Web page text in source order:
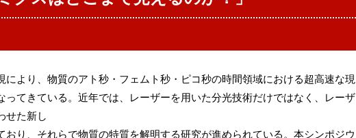
により、物質のアト秒・フェムト秒・ピコ秒の時間領域における超高速な現
ってきている。近年では、レーザーを用いた分光技術だけではなく、レーザ
せた新し
おり、それらで物質の特質を解明する研究が進められている。本シンポジウ